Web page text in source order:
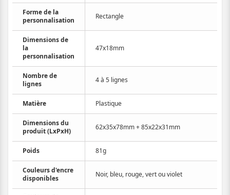
Forme de la
personnalisation
Rectangle
Dimensions de
la
personnalisation
47x18mm
Nombre de
lignes
4 à 5 lignes
Matière Plastique
Dimensions du
produit (LxPxH)
62x35x78mm + 85x22x31mm
Poids 81g
Couleurs d'encre
disponibles
Noir, bleu, rouge, vert ou violet